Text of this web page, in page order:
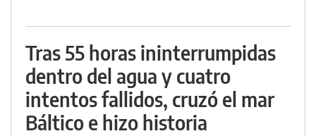
Tras 55 horas ininterrumpidas
dentro del agua y cuatro
intentos fallidos, cruzó el mar
Báltico e hizo historia